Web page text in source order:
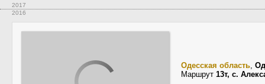
2017
2016
Одесская область,
Маршрут 13т, с.